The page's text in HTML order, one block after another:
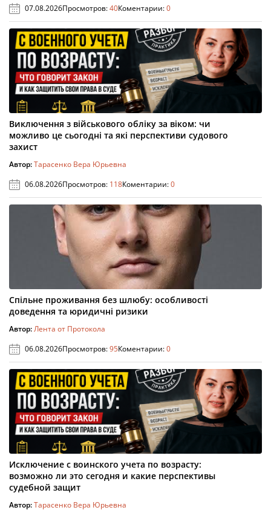
07.08.2026Просмотров:40Коментарии:0
Виключення з військового обліку за віком: чи
можливо це сьогодні та які перспективи судового
захист
Автор:Тарасенко Вера Юрьевна
06.08.2026Просмотров: 118Коментарии:0
Спільне проживання без шлюбу: особливості
доведення та юридичні ризики
Автор:Лента от Протокола
06.08.2026Просмотров:95Коментарии:0
Исключение с воинского учета по возрасту:
возможно ли это сегодня и какие перспективы
судебной защит
Автор:Тарасенко Вера Юрьевна